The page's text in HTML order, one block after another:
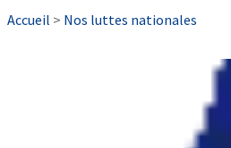
Accueil > Nos luttes nationales